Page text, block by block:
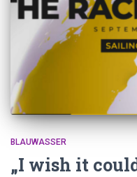
BLAUWASSER
„I wish it